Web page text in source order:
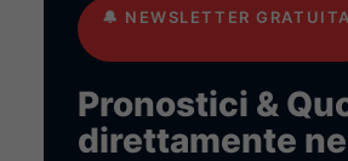
🔔 NEWSLETTER GRATUITA
Pronostici &
direttamente